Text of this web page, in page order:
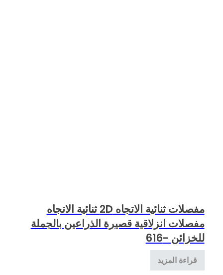
مفصلات ثنائية الاتجاه 2D ثنائية الاتجاه
مفصلات انزلاقية قصيرة الذراعين بالجملة
للخزائن -616
قراءة المزيد